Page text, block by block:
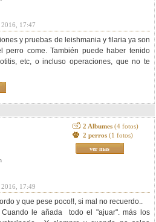
17:47
y pruebas de leishmania y filaria ya son
come. También puede haber tenido
etc, o incluso operaciones, que no te
2 Albumes (4 fotos)
2 perros (1 fotos)
ver mas
17:49
y que pese poco!!, si mal no recuerdo..
le añada todo el "ajuar". más los